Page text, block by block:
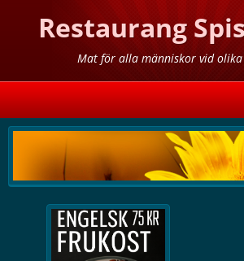
Restaurang
Mat för alla människor vid